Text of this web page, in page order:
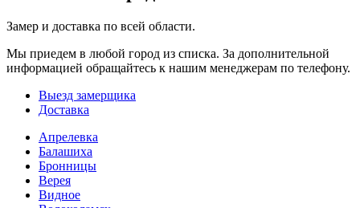
Замер и доставка по всей области.
Мы приедем в любой город из списка. За дополнительной
информацией обращайтесь к нашим менеджерам по телефону.
Выезд замерщика
Доставка
Апрелевка
Балашиха
Бронницы
Верея
Видное